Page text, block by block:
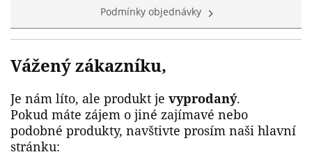
Podmínky objednávky
Vážený zákazníku,
Je nám líto, ale produkt je vyprodaný.
Pokud máte zájem o jiné zajímavé nebo
podobné produkty, navštivte prosím naši hlavní
stránku: